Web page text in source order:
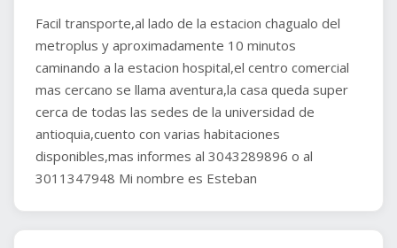
Facil transporte,al lado de la estacion chagualo del
metroplus y aproximadamente 10 minutos
caminando a la estacion hospital,el centro comercial
mas cercano se llama aventura,la casa queda super
cerca de todas las sedes de la universidad de
antioquia,cuento con varias habitaciones
disponibles,mas informes al 3043289896 o al
3011347948 Mi nombre es Esteban